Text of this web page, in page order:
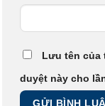
Lưu tên của
duyệt này cho